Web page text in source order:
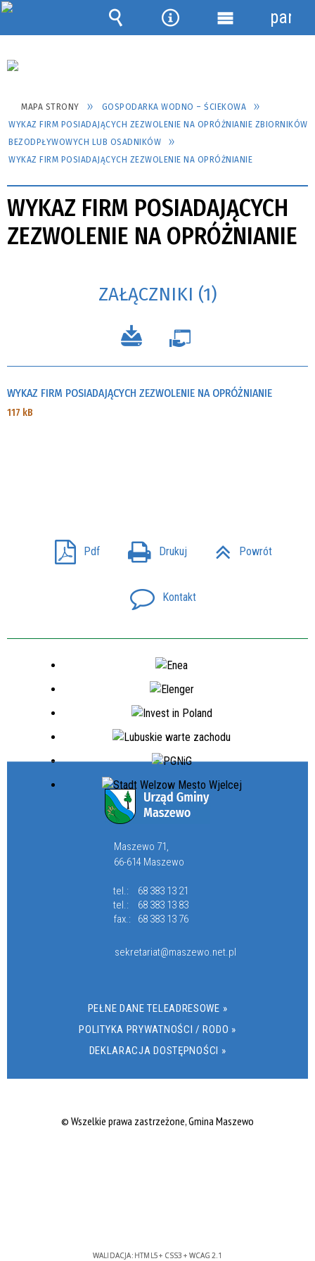
MAPA STRONY
GOSPODARKA WODNO – ŚCIEKOWA
WYKAZ FIRM POSIADAJĄCYCH ZEZWOLENIE NA OPRÓŻNIANIE ZBIORNIKÓW
BEZODPŁYWOWYCH LUB OSADNIKÓW
WYKAZ FIRM POSIADAJĄCYCH ZEZWOLENIE NA OPRÓŻNIANIE
WYKAZ FIRM POSIADAJĄCYCH
ZEZWOLENIE NA OPRÓŻNIANIE
ZAŁĄCZNIKI (1)
WYKAZ FIRM POSIADAJĄCYCH ZEZWOLENIE NA OPRÓŻNIANIE
117 kB
Pdf Drukuj Powrót
Kontakt
Maszewo 71,
66-614 Maszewo
tel.:
68 383 13 21
tel.:
68 383 13 83
fax.:
68 383 13 76
sekretariat@maszewo.net.pl
PEŁNE DANE TELEADRESOWE »
POLITYKA PRYWATNOŚCI / RODO »
DEKLARACJA DOSTĘPNOŚCI »
© Wszelkie prawa zastrzeżone, Gmina Maszewo
WALIDACJA: HTML5+ CSS3 + WCAG 2.1
Wyszukiwarka
NarzędziaMenu
panel